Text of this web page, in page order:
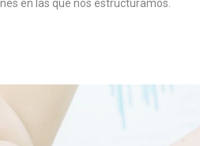
en las que nos estructuramos.